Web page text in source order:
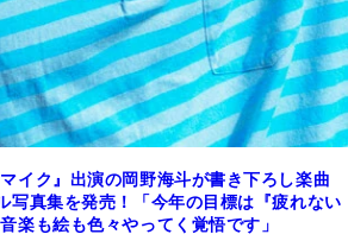
イク』出演の岡野海斗が書き下ろし楽曲
写真集を発売！「今年の目標は『疲れない
楽も絵も色々やってく覚悟です」